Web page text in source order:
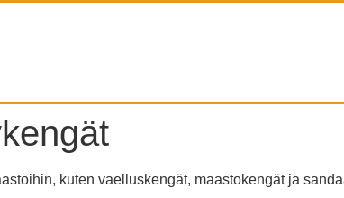
kuten vaelluskengät, maastokengät ja